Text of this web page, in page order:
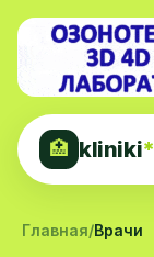
🏥 kliniki*
Главная/Врачи